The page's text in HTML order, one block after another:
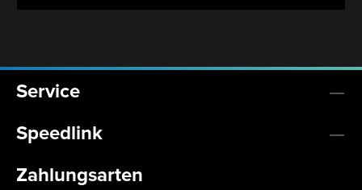
Service
Speedlink
Zahlungsarten